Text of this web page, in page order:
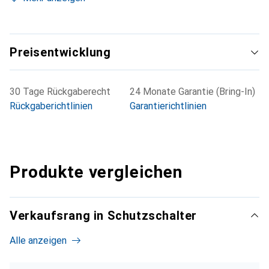
Preisentwicklung
30 Tage Rückgaberecht
Rückgaberichtlinien
24 Monate Garantie (Bring-In)
Garantierichtlinien
Produkte vergleichen
Verkaufsrang in Schutzschalter
Alle anzeigen